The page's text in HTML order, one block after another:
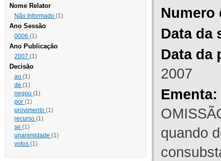
Nome Relator
Não Informado (1)
Ano Sessão
0006 (1)
Ano Publicação
2007 (1)
Decisão
ao (1)
de (1)
negou (1)
por (1)
provimento (1)
recurso (1)
se (1)
unanimidade (1)
votos (1)
Numero
Data da
Data da
2007
Ementa:
quando